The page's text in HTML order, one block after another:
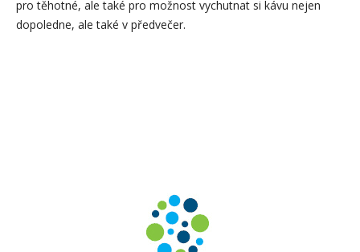
pro těhotné, ale také pro možnost vychutnat si kávu nejen
dopoledne, ale také v předvečer.